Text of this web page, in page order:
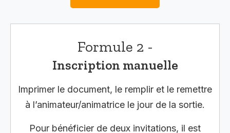
Formule 2 -
Inscription manuelle
Imprimer le document, le remplir et le remettre
à l’animateur/animatrice le jour de la sortie.
Pour bénéficier de deux invitations, il est